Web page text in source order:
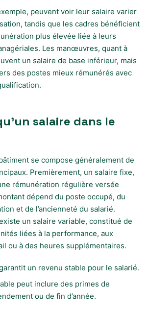
peuvent voir leur salaire varier
tandis que les cadres bénéficient
plus élevée liée à leurs
Les manœuvres, quant à
un salaire de base inférieur, mais
des postes mieux rémunérés avec
salaire dans le
se compose généralement de
Premièrement, un salaire fixe,
rémunération régulière versée
dépend du poste occupé, du
et de l’ancienneté du salarié.
un salaire variable, constitué de
liées à la performance, aux
ou à des heures supplémentaires.
un revenu stable pour le salarié.
peut inclure des primes de
ou de fin d’année.